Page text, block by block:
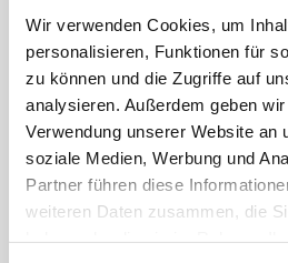
Wir verwenden Cookies, um
personalisieren, Funktionen für
zu können und die Zugriffe auf
analysieren. Außerdem geben
Verwendung unserer Website an
soziale Medien, Werbung und
Partner führen diese
weiteren Daten zusammen, die
REISEZEITRAUM
ANZAHL ERWACHSENE
ANZAHL KINDER